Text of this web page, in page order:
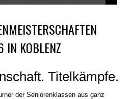
IN KOBLENZ
Titelkämpfe.
der Seniorenklassen aus ganz